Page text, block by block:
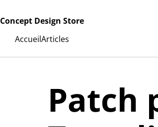
Concept Design Store
AccueilArticles
Patch